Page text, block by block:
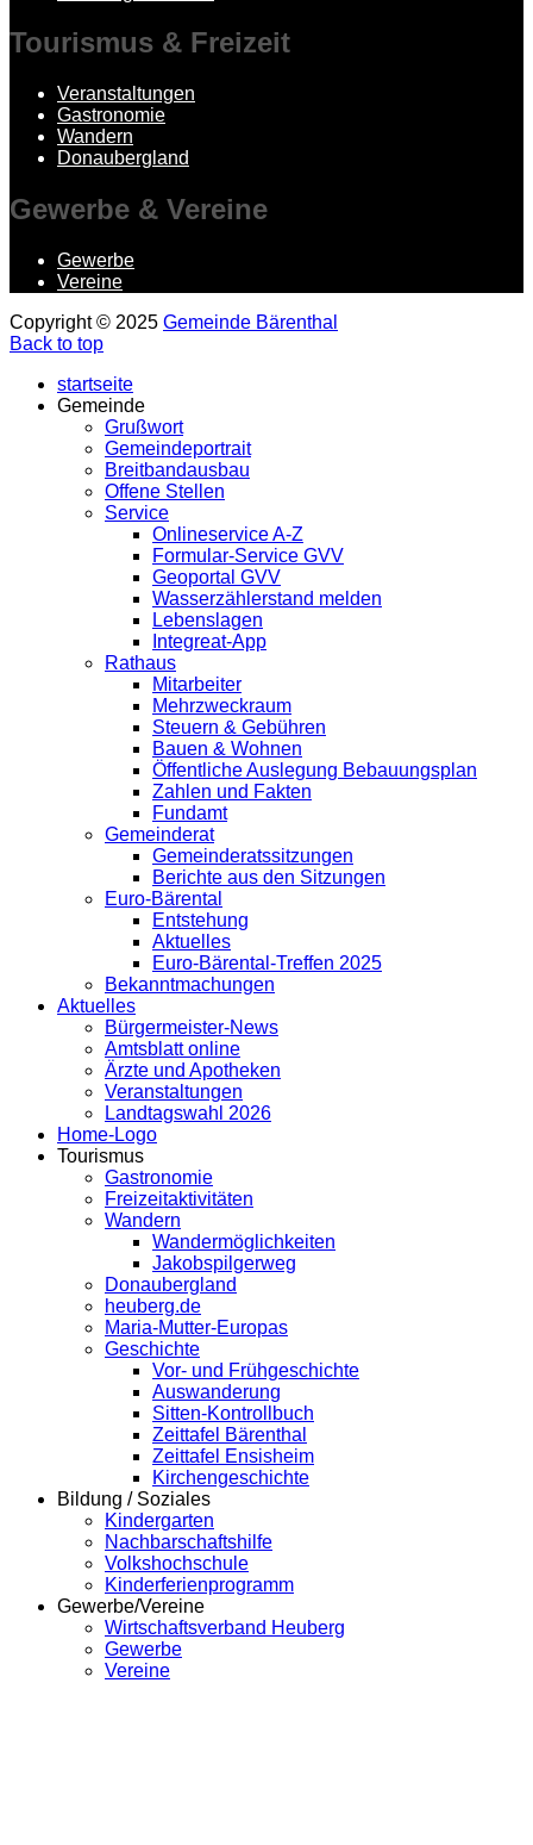
Tourismus & Freizeit
Veranstaltungen
Gastronomie
Wandern
Donaubergland
Gewerbe & Vereine
Gewerbe
Vereine
Copyright © 2025 Gemeinde Bärenthal
Back to top
startseite
Gemeinde
Grußwort
Gemeindeportrait
Breitbandausbau
Offene Stellen
Service
Onlineservice A-Z
Formular-Service GVV
Geoportal GVV
Wasserzählerstand melden
Lebenslagen
Integreat-App
Rathaus
Mitarbeiter
Mehrzweckraum
Steuern & Gebühren
Bauen & Wohnen
Öffentliche Auslegung Bebauungsplan
Zahlen und Fakten
Fundamt
Gemeinderat
Gemeinderatssitzungen
Berichte aus den Sitzungen
Euro-Bärental
Entstehung
Aktuelles
Euro-Bärental-Treffen 2025
Bekanntmachungen
Aktuelles
Bürgermeister-News
Amtsblatt online
Ärzte und Apotheken
Veranstaltungen
Landtagswahl 2026
Home-Logo
Tourismus
Gastronomie
Freizeitaktivitäten
Wandern
Wandermöglichkeiten
Jakobspilgerweg
Donaubergland
heuberg.de
Maria-Mutter-Europas
Geschichte
Vor- und Frühgeschichte
Auswanderung
Sitten-Kontrollbuch
Zeittafel Bärenthal
Zeittafel Ensisheim
Kirchengeschichte
Bildung / Soziales
Kindergarten
Nachbarschaftshilfe
Volkshochschule
Kinderferienprogramm
Gewerbe/Vereine
Wirtschaftsverband Heuberg
Gewerbe
Vereine